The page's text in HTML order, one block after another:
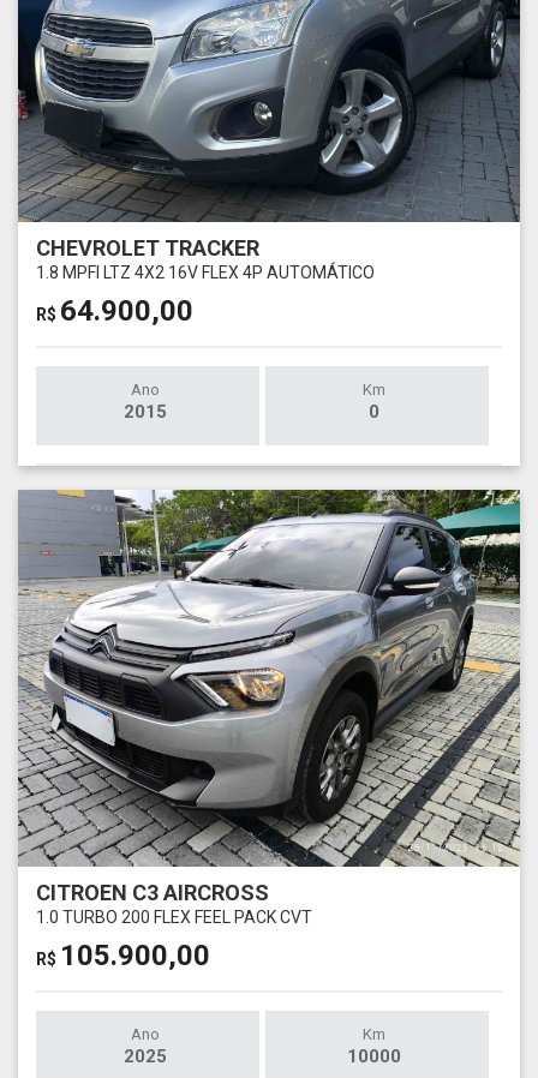
CHEVROLET TRACKER
1.8 MPFI LTZ 4X2 16V FLEX 4P AUTOMÁTICO
R$ 64.900,00
Ano
2015
Km
0
CITROEN C3 AIRCROSS
1.0 TURBO 200 FLEX FEEL PACK CVT
R$ 105.900,00
Ano
2025
Km
10000